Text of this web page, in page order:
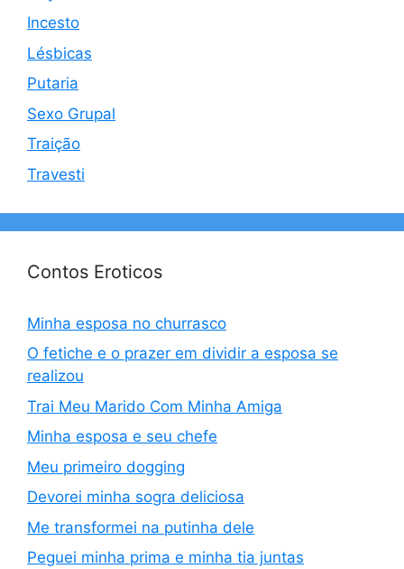
Incesto
Lésbicas
Putaria
Sexo Grupal
Traição
Travesti
Contos Eroticos
Minha esposa no churrasco
O fetiche e o prazer em dividir a esposa se
realizou
Trai Meu Marido Com Minha Amiga
Minha esposa e seu chefe
Meu primeiro dogging
Devorei minha sogra deliciosa
Me transformei na putinha dele
Peguei minha prima e minha tia juntas